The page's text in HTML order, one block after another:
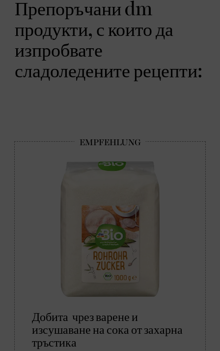
Препоръчани dm
продукти, с които да
изпробвате
сладоледените рецепти:
Добита чрез варене и
изсушаване на сока от захарна
тръстика